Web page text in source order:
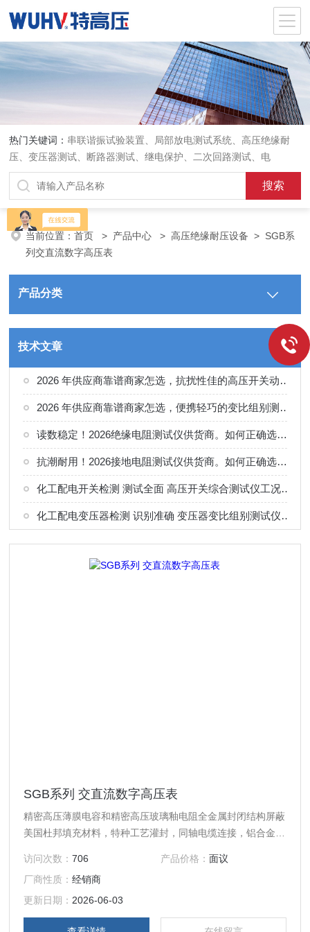
热门关键词： 串联谐振试验装置、局部放电测试系统、高压绝缘耐
压、变压器测试、断路器测试、继电保护、二次回路测试、电
当前位置：首页 > 产品中心 >高压绝缘耐压设备 > SGB系
列交直流数字高压表
产品分类
技术文章
2026 年供应商靠谱商家怎选，抗扰性佳的高压开关动特性测试仪供应商甄别
2026 年供应商靠谱商家怎选，便携轻巧的变比组别测试仪选购指南
读数稳定！2026绝缘电阻测试仪供货商。如何正确选择适合的厂家
抗潮耐用！2026接地电阻测试仪供货商。如何正确选择适合的厂家
化工配电开关检测 测试全面 高压开关综合测试仪工况选型参考
化工配电变压器检测 识别准确 变压器变比组别测试仪工况选型参考
SGB系列 交直流数字高压表
精密高压薄膜电容和精密高压玻璃釉电阻全金属封闭结构屏蔽
美国杜邦填充材料，特种工艺灌封，同轴电缆连接，铝合金包
访问次数：706 产品价格： 面议
厂商性质：经销商
更新日期： 2026-06-03